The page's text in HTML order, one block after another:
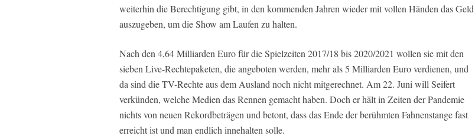
weiterhin die Berechtigung gibt, in den kommenden Jahren wieder mit vollen Händen das Geld
auszugeben, um die Show am Laufen zu halten.
Nach den 4,64 Milliarden Euro für die Spielzeiten 2017/18 bis 2020/2021 wollen sie mit den
sieben Live-Rechtepaketen, die angeboten werden, mehr als 5 Milliarden Euro verdienen, und
da sind die TV-Rechte aus dem Ausland noch nicht mitgerechnet. Am 22. Juni will Seifert
verkünden, welche Medien das Rennen gemacht haben. Doch er hält in Zeiten der Pandemie
nichts von neuen Rekordbeträgen und betont, dass das Ende der berühmten Fahnenstange fast
erreicht ist und man endlich innehalten solle.